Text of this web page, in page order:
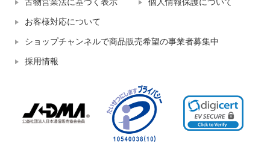
古物営業法に基づく表示 個人情報保護について
お客様対応について
ショップチャンネルで商品販売希望の事業者募集中
採用情報